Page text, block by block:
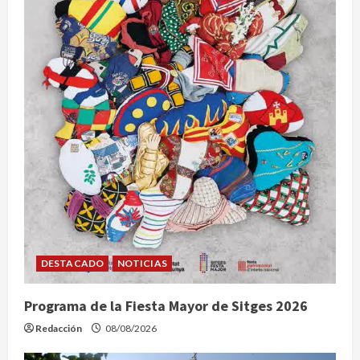
a
s
DESTACADO NOTICIAS
Programa de la Fiesta Mayor de Sitges 2026
Redacción 08/08/2026